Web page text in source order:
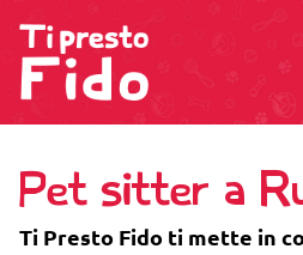
Pet sitter a
Ti Presto Fido ti mette in